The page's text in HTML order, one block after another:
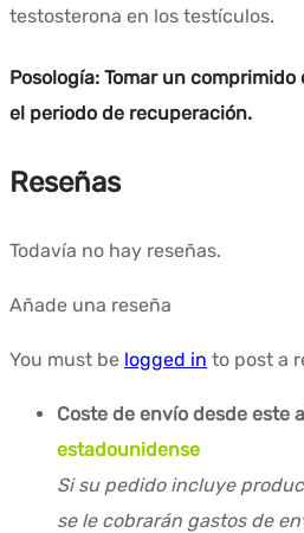
testosterona en los testículos.
Posología: Tomar un
el periodo de recuperación.
Reseñas
Todavía no hay reseñas.
Añade una reseña
You must be logged in to post a
Coste de envío desde este
estadounidense
Si su pedido incluye
se le cobrarán gastos de